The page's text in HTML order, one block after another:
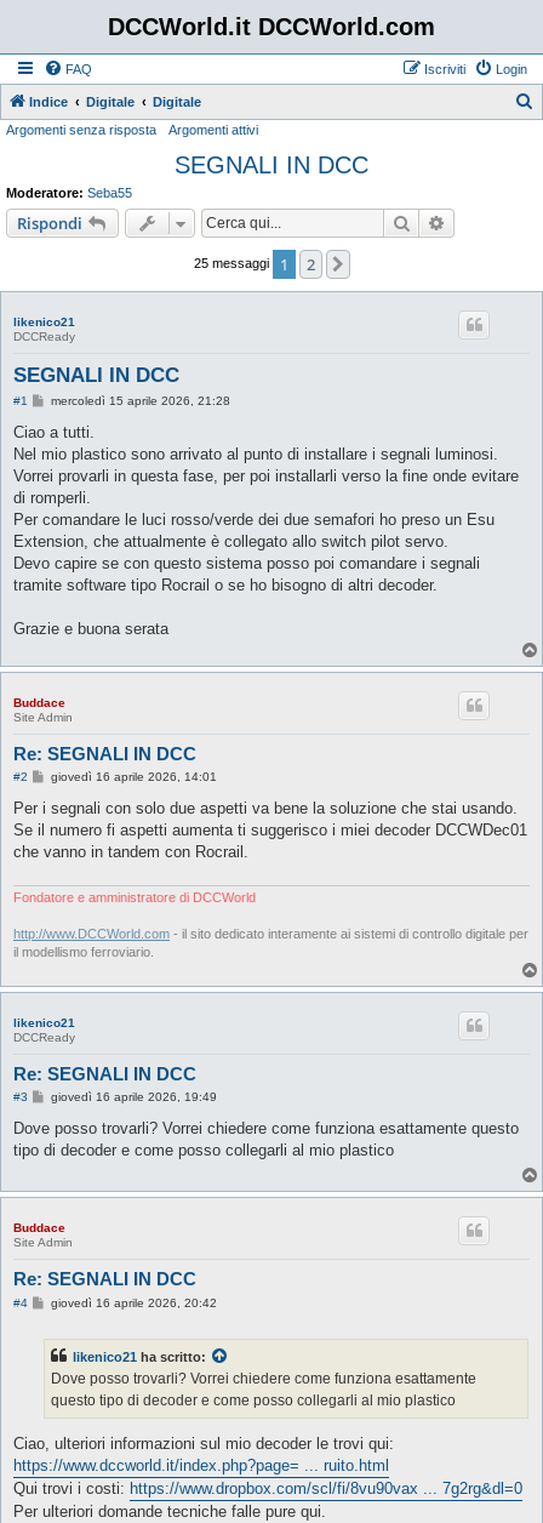
DCCWorld.it DCCWorld.com
FAQ Login
Iscriviti
Indice Digitale Digitale
Argomenti senza risposta Argomenti attivi
SEGNALI IN DCC
Moderatore: Seba55
Rispondi Cerca
25 messaggi 1 2
likenico21
DCCReady
SEGNALI IN DCC
#1
M
s
a
g
i
o
mercoledì 15 aprile 2026, 21:28
Ciao a tutti.
Nel mio plastico sono arrivato al punto di installare i segnali luminosi.
Vorrei provarli in questa fase, per poi installarli verso la fine onde evitare
di romperli.
Per comandare le luci rosso/verde dei due semafori ho preso un Esu
Extension, che attualmente è collegato allo switch pilot servo.
Devo capire se con questo sistema posso poi comandare i segnali
tramite software tipo Rocrail o se ho bisogno di altri decoder.
Grazie e buona serata
Buddace
Site Admin
Re: SEGNALI IN DCC
#2
M
s
a
g
o
giovedì 16 aprile 2026, 14:01
Per i segnali con solo due aspetti va bene la soluzione che stai usando.
Se il numero fi aspetti aumenta ti suggerisco i miei decoder DCCWDec01
che vanno in tandem con Rocrail.
Fondatore e amministratore di DCCWorld
http://www.DCCWorld.com - il sito dedicato interamente ai sistemi di controllo digitale per
il modellismo ferroviario.
likenico21
DCCReady
Re: SEGNALI IN DCC
#3
M
s
a
i
giovedì 16 aprile 2026, 19:49
Dove posso trovarli? Vorrei chiedere come funziona esattamente questo
tipo di decoder e come posso collegarli al mio plastico
Buddace
Site Admin
Re: SEGNALI IN DCC
#4
M
a
g
o
giovedì 16 aprile 2026, 20:42
likenico21 ha scritto:
Dove posso trovarli? Vorrei chiedere come funziona esattamente
questo tipo di decoder e come posso collegarli al mio plastico
Ciao, ulteriori informazioni sul mio decoder le trovi qui:
https://www.dccworld.it/index.php?page= ... ruito.html
Qui trovi i costi: https://www.dropbox.com/scl/fi/8vu90vax ... 7g2rg&dl=0
Per ulteriori domande tecniche falle pure qui.